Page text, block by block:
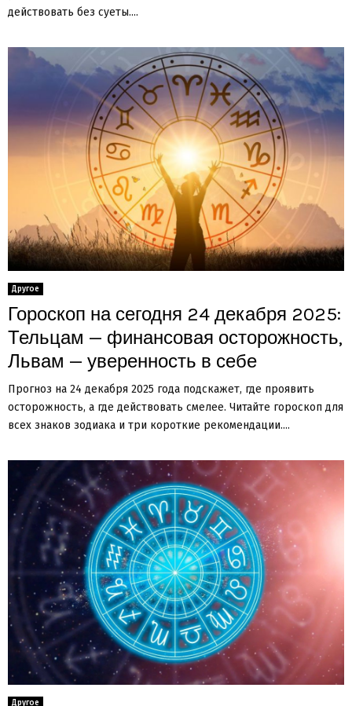
действовать без суеты....
Другое
Гороскоп на сегодня 24 декабря 2025:
Тельцам — финансовая осторожность,
Львам — уверенность в себе
Прогноз на 24 декабря 2025 года подскажет, где проявить
осторожность, а где действовать смелее. Читайте гороскоп для
всех знаков зодиака и три короткие рекомендации....
Другое